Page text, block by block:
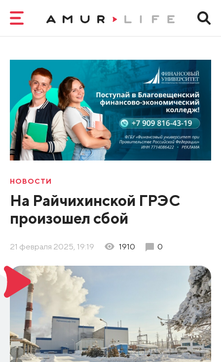
НОВОСТИ
На Райчихинской ГРЭС
произошел сбой
21 февраля 2025, 19:19 1910 0